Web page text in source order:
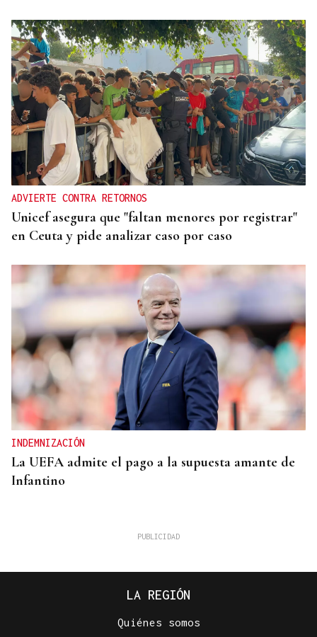
ADVIERTE CONTRA RETORNOS
Unicef asegura que "faltan menores por registrar"
en Ceuta y pide analizar caso por caso
INDEMNIZACIÓN
La UEFA admite el pago a la supuesta amante de
Infantino
LA REGIÓN
Quiénes somos